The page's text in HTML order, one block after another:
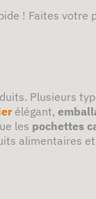
! Faites votre
Plusieurs
élégant,
les pochettes
alimentaires